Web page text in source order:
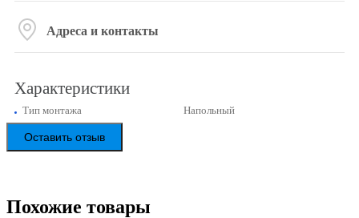
Адреса и контакты
Характеристики
Тип монтажа Напольный
Оставить отзыв
Похожие товары